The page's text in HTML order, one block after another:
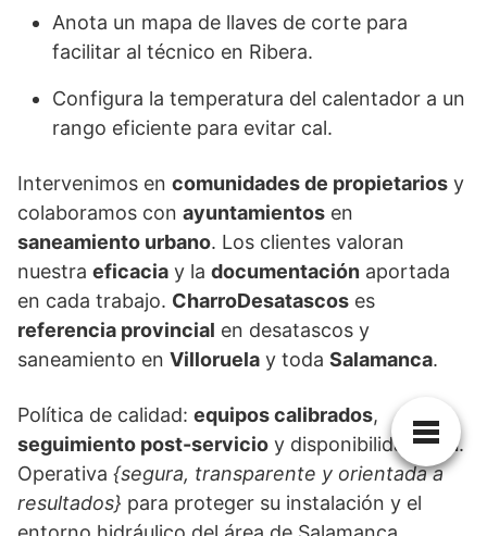
Anota un mapa de llaves de corte para
facilitar al técnico en Ribera.
Configura la temperatura del calentador a un
rango eficiente para evitar cal.
Intervenimos en comunidades de propietarios y
colaboramos con ayuntamientos en
saneamiento urbano. Los clientes valoran
nuestra eficacia y la documentación aportada
en cada trabajo. CharroDesatascos es
referencia provincial en desatascos y
saneamiento en Villoruela y toda Salamanca.
Política de calidad: equipos calibrados,
seguimiento post-servicio y disponibilidad24h.
Operativa {segura, transparente y orientada a
resultados} para proteger su instalación y el